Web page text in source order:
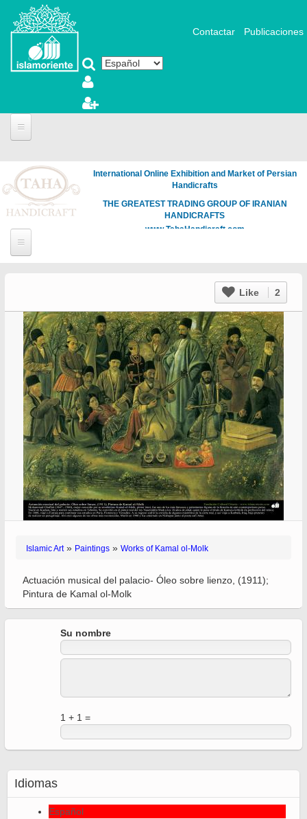
Pasar al contenido principal
Contactar Publicaciones
International Online Exhibition and Market of Persian
Handicrafts
THE GREATEST TRADING GROUP OF IRANIAN
HANDICRAFTS
www.TahaHandicraft.com
Like 2
Islamic Art» Paintings » Works of Kamal ol-Molk
Actuación musical del palacio- Óleo sobre lienzo, (1911);
Pintura de Kamal ol-Molk
Su nombre
1 + 1 =
Idiomas
Español